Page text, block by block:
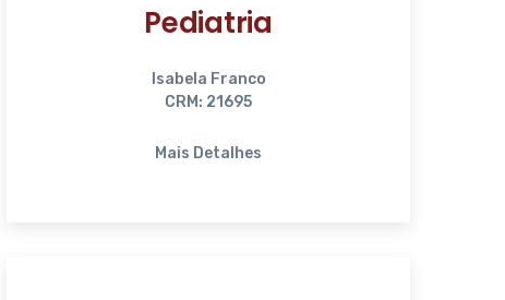
Pediatria
Isabela Franco
CRM: 21695
Mais Detalhes